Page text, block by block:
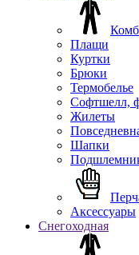
Плащи
Куртки
Брюки
Термобелье
Софтшелл,
Жилеты
Шапки
Аксессуары
Снегоходная